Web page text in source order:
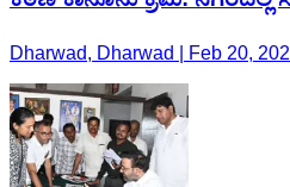
Dharwad, Dharwad | Feb 20,